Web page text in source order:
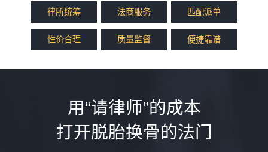
律所统筹 法商服务 匹配派单
性价合理 质量监督 便捷靠谱
用“请律师”的成本
打开脱胎换骨的法门